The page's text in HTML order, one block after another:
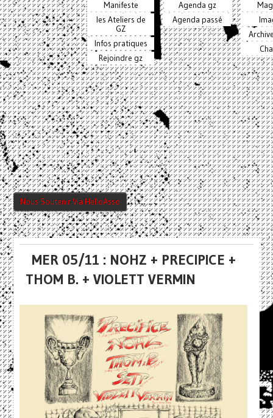
Manifeste
les Ateliers de
GZ
Infos pratiques
Rejoindre gz
Agenda gz
Agenda passé
Nous Soutenir Via HelloAsso
MER 05/11 : NOHZ + PRECIPICE +
THOM B. + VIOLETT VERMIN